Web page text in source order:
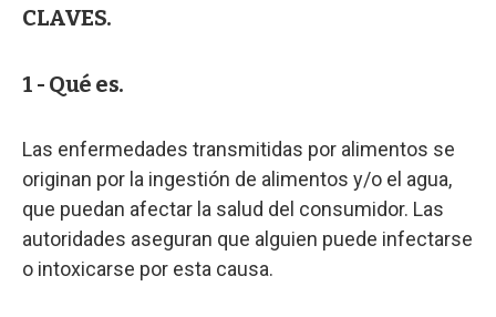
CLAVES.
1 - Qué es.
Las enfermedades transmitidas por alimentos se
originan por la ingestión de alimentos y/o el agua,
que puedan afectar la salud del consumidor. Las
autoridades aseguran que alguien puede infectarse
o intoxicarse por esta causa.